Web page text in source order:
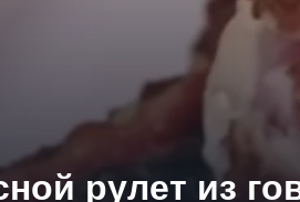
рулет из